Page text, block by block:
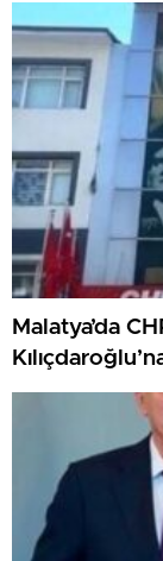
Malatya’da